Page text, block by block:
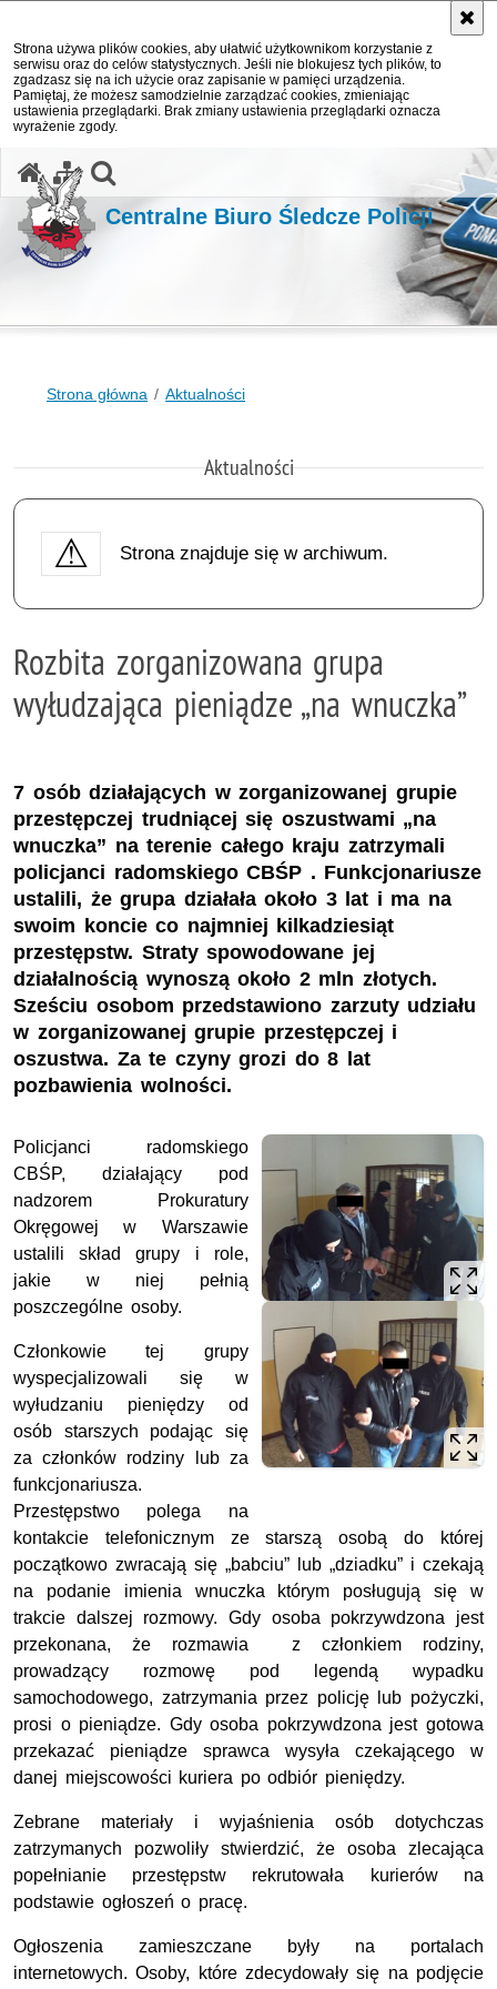
Strona używa plików cookies, aby ułatwić użytkownikom korzystanie z
serwisu oraz do celów statystycznych. Jeśli nie blokujesz tych plików, to
zgadzasz się na ich użycie oraz zapisanie w pamięci urządzenia.
Pamiętaj, że możesz samodzielnie zarządzać cookies, zmieniając
ustawienia przeglądarki. Brak zmiany ustawienia przeglądarki oznacza
wyrażenie zgody.
Centralne Biuro Śledcze Policji
Strona główna Aktualności
Aktualności
Strona znajduje się w archiwum.
Rozbita zorganizowana grupa
wyłudzająca pieniądze „na wnuczka”
7 osób działających w zorganizowanej grupie
przestępczej trudniącej się oszustwami „na
wnuczka” na terenie całego kraju zatrzymali
policjanci radomskiego CBŚP . Funkcjonariusze
ustalili, że grupa działała około 3 lat i ma na
swoim koncie co najmniej kilkadziesiąt
przestępstw. Straty spowodowane jej
działalnością wynoszą około 2 mln złotych.
Sześciu osobom przedstawiono zarzuty udziału
w zorganizowanej grupie przestępczej i
oszustwa. Za te czyny grozi do 8 lat
pozbawienia wolności.
Policjanci radomskiego
CBŚP, działający pod
nadzorem Prokuratury
Okręgowej w Warszawie
ustalili skład grupy i role,
jakie w niej pełnią
poszczególne osoby.
Członkowie tej grupy
wyspecjalizowali się w
wyłudzaniu pieniędzy od
osób starszych podając się
za członków rodziny lub za
funkcjonariusza.
Przestępstwo polega na
kontakcie telefonicznym ze starszą osobą do której
początkowo zwracają się „babciu” lub „dziadku” i czekają
na podanie imienia wnuczka którym posługują się w
trakcie dalszej rozmowy. Gdy osoba pokrzywdzona jest
przekonana, że rozmawia z członkiem rodziny,
prowadzący rozmowę pod legendą wypadku
samochodowego, zatrzymania przez policję lub pożyczki,
prosi o pieniądze. Gdy osoba pokrzywdzona jest gotowa
przekazać pieniądze sprawca wysyła czekającego w
danej miejscowości kuriera po odbiór pieniędzy.
Zebrane materiały i wyjaśnienia osób dotychczas
zatrzymanych pozwoliły stwierdzić, że osoba zlecająca
popełnianie przestępstw rekrutowała kurierów na
podstawie ogłoszeń o pracę.
Ogłoszenia zamieszczane były na portalach
internetowych. Osoby, które zdecydowały się na podjęcie